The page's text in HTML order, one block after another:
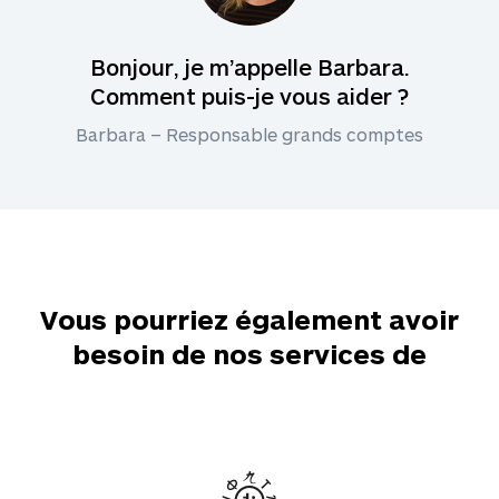
Bonjour, je m’appelle Barbara.
Comment puis-je vous aider ?
Barbara – Responsable grands comptes
Vous pourriez également avoir
besoin de nos services de